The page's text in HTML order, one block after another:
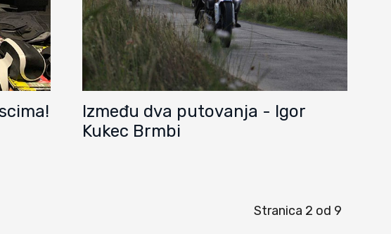
Između dva putovanja - Igor
Kukec Brmbi
Stranica 2 od 9